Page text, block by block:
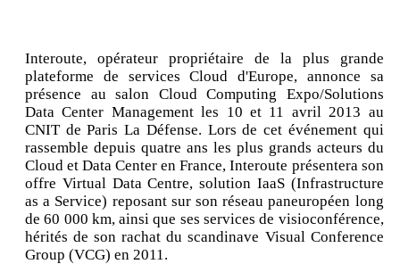
Interoute, opérateur propriétaire de la plus grande
plateforme de services Cloud d'Europe, annonce sa
présence au salon Cloud Computing Expo/Solutions
Data Center Management les 10 et 11 avril 2013 au
CNIT de Paris La Défense. Lors de cet événement qui
rassemble depuis quatre ans les plus grands acteurs du
Cloud et Data Center en France, Interoute présentera son
offre Virtual Data Centre, solution IaaS (Infrastructure
as a Service) reposant sur son réseau paneuropéen long
de 60 000 km, ainsi que ses services de visioconférence,
hérités de son rachat du scandinave Visual Conference
Group (VCG) en 2011.